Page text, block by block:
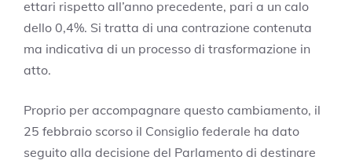
ettari rispetto all’anno precedente, pari a un calo
dello 0,4%. Si tratta di una contrazione contenuta
ma indicativa di un processo di trasformazione in
atto.
Proprio per accompagnare questo cambiamento, il
25 febbraio scorso il Consiglio federale ha dato
seguito alla decisione del Parlamento di destinare